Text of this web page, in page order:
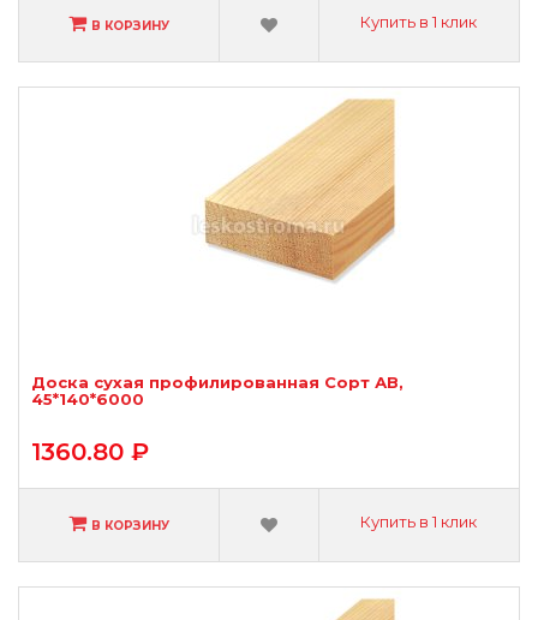
В КОРЗИНУ Купить в 1 клик
Доска сухая профилированная Сорт АВ,
45*140*6000
1360.80 ₽
В КОРЗИНУ Купить в 1 клик